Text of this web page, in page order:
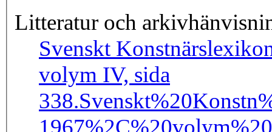
Litteratur och
Svenskt
volym IV, sida
338.